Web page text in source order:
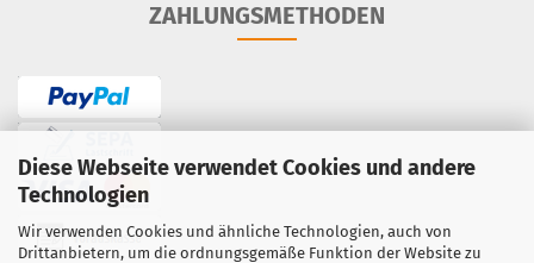
Diese Webseite verwendet Cookies und andere
Technologien
Wir verwenden Cookies und ähnliche Technologien, auch von
Drittanbietern, um die ordnungsgemäße Funktion der Website zu
ZAHLUNGSMETHODEN